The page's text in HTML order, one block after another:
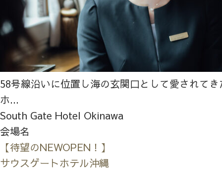
58号線沿いに位置し海の玄関口として愛されて
ホ...
South Gate Hotel Okinawa
会場名
【待望のNEWOPEN！】
サウスゲートホテル沖縄